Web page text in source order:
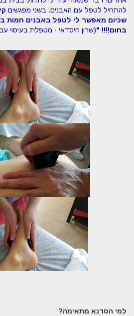
להתחיל לטפל עם האבנים. בשני מפגשים
שכיום מאפשר לי לטפל באבנים חמות
בחום!!!! "(שרון חיסדאי - מטפלת בעיסוי
למי הסדנא מתאימה?